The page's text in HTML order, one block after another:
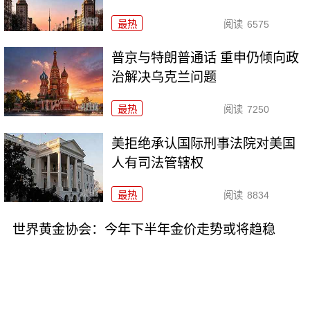
最热 阅读 6575
普京与特朗普通话 重申仍倾向政
治解决乌克兰问题
最热 阅读 7250
美拒绝承认国际刑事法院对美国
人有司法管辖权
最热 阅读 8834
世界黄金协会：今年下半年金价走势或将趋稳